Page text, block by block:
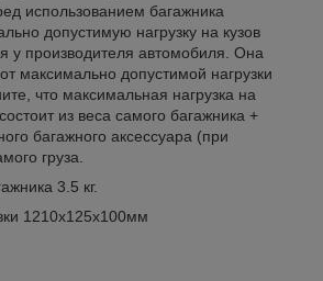
использованием багажника
допустимую нагрузку на кузов
у производителя автомобиля. Она
максимально допустимой нагрузки
что максимальная нагрузка на
из веса самого багажника +
багажного аксессуара (при
груза.
3.5 кг.
1210х125х100мм